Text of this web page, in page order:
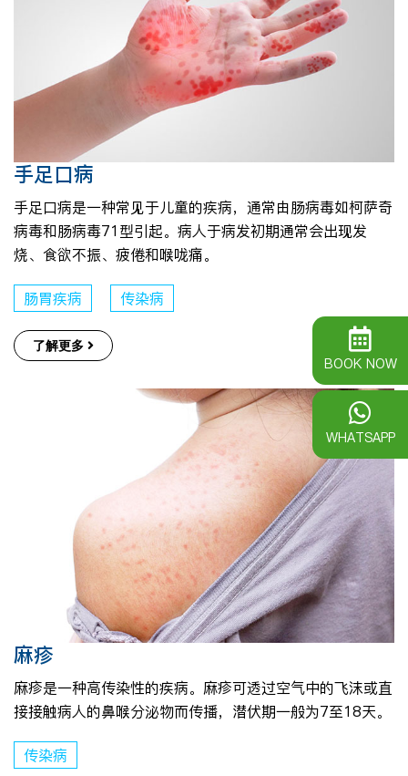
手足口病
手足口病是一种常见于儿童的疾病，通常由肠病毒如柯萨奇
病毒和肠病毒71型引起。病人于病发初期通常会出现发
烧、食欲不振、疲倦和喉咙痛。
肠胃疾病 传染病
了解更多
麻疹
麻疹是一种高传染性的疾病。麻疹可透过空气中的飞沫或直
接接触病人的鼻喉分泌物而传播，潜伏期一般为7至18天。
传染病
BOOK NOW
WHATSAPP